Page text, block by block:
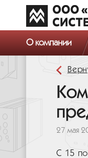
О компании
27 мая
С 15 по